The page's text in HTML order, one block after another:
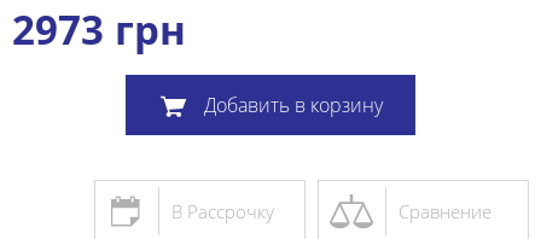
2973 грн
Добавить в корзину
Сравнение
В Рассрочку